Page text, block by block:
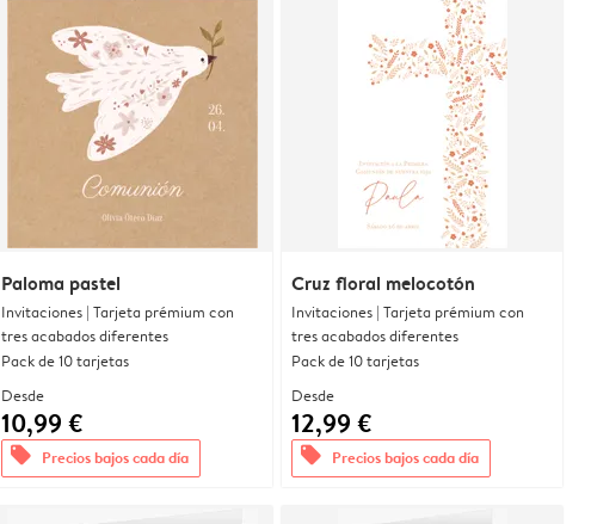
Paloma pastel
Invitaciones | Tarjeta prémium con
tres acabados diferentes
Pack de 10 tarjetas
Desde
10,99 €
offers Precios bajos cada día
Cruz floral melocotón
Invitaciones | Tarjeta prémium con
tres acabados diferentes
Pack de 10 tarjetas
Desde
12,99 €
offers Precios bajos cada día